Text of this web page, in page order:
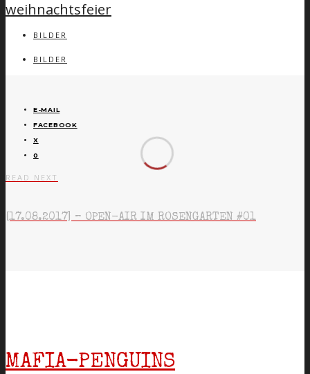
weihnachtsfeier
BILDER
BILDER
E-MAIL
FACEBOOK
X
0
READ NEXT
[17.08.2017] – OPEN-AIR IM ROSENGARTEN #01
MAFIA-PENGUINS